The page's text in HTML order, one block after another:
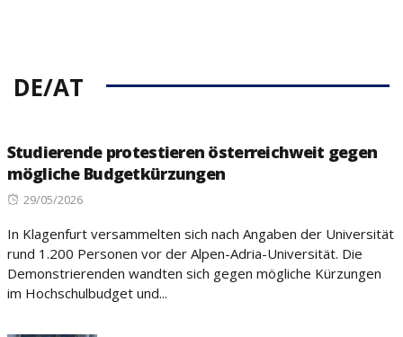
DE/AT
Studierende protestieren österreichweit gegen
mögliche Budgetkürzungen
Posted
29/05/2026
In Klagenfurt versammelten sich nach Angaben der Universität
rund 1.200 Personen vor der Alpen-Adria-Universität. Die
Demonstrierenden wandten sich gegen mögliche Kürzungen
im Hochschulbudget und...